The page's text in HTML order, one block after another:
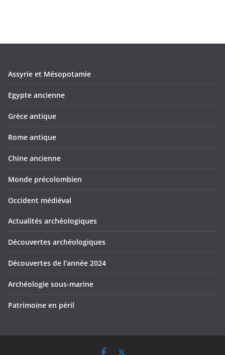
Assyrie et Mésopotamie
Egypte ancienne
Grèce antique
Rome antique
Chine ancienne
Monde précolombien
Occident médiéval
Actualités archéologiques
Découvertes archéologiques
Découvertes de l'année 2024
Archéologie sous-marine
Patrimoine en péril